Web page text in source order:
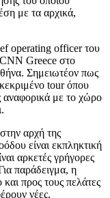
με τα αρχικά,
operating officer του
Greece στο
Σημειωτέον πως
tour όπου
αναφορικά με το χώρο
αρχή της
είναι εκπληκτική
αρκετές γρήγορες
παράδειγμα, η
προς τους πελάτες
νέες,